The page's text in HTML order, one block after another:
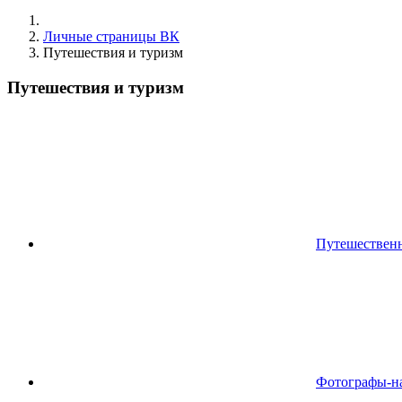
Личные страницы ВК
Путешествия и туризм
Путешествия и туризм
Фотографы-